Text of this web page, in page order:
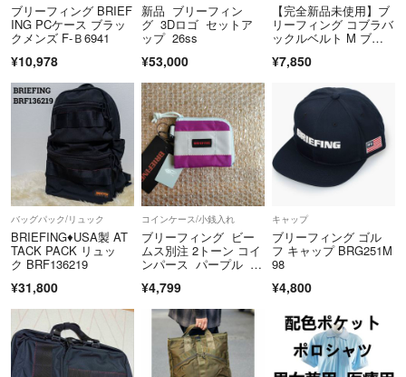
ブリーフィング BRIEF
ING PCケース ブラッ
クメンズ F-Ｂ6941
¥10,978
新品 ブリーフィン
グ 3Dロゴ セットア
ップ 26ss
¥53,000
【完全新品未使用】ブ
リーフィング コブラバ
ックルベルト M ブラ
¥7,850
バッグパック/リュック
BRIEFING♦USA製 AT
TACK PACK リュッ
ク BRF136219
¥31,800
コインケース/小銭入れ
ブリーフィング ビー
ムス別注 2トーン コイ
ンパース パープル 新
¥4,799
キャップ
ブリーフィング ゴル
フ キャップ BRG251M
98
¥4,800